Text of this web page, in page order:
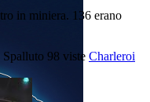
in miniera. 136 erano
98 viste Charleroi